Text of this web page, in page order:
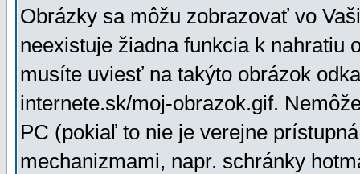
Obrázky sa môžu zobrazovať vo
neexistuje žiadna funkcia k nahratiu
musíte uviesť na takýto obrázok
internete.sk/moj-obrazok.gif.
PC (pokiaľ to nie je verejne
mechanizmami, napr. schránky